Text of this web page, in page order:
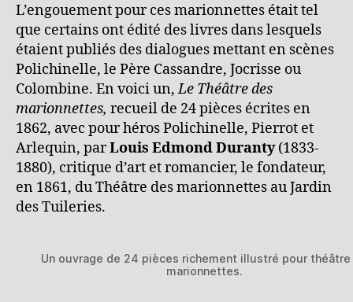
L’engouement pour ces marionnettes était tel
que certains ont édité des livres dans lesquels
étaient publiés des dialogues mettant en scènes
Polichinelle, le Père Cassandre, Jocrisse ou
Colombine. En voici un,Le Théâtre des
marionnettes, recueil de 24 pièces écrites en
1862, avec pour héros Polichinelle, Pierrot et
Arlequin, parLouis Edmond Duranty(1833-
1880), critique d’art et romancier, le fondateur,
en 1861, du Théâtre des marionnettes au Jardin
des Tuileries.
Un ouvrage de 24 pièces richement illustré pour théâtre
marionnettes.